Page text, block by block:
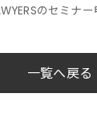
のセミナ
一覧へ戻る